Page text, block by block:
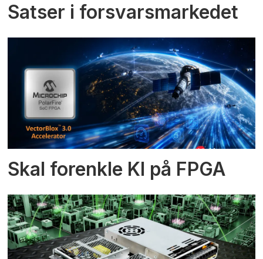
Satser i forsvarsmarkedet
Skal forenkle KI på FPGA